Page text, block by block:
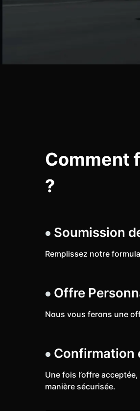
Comment
?
Soumission
Remplissez notre
Offre
Nous vous ferons une
Confirmation
Une fois l’offre
manière sécurisée.